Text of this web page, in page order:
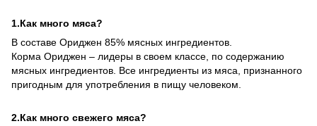
1.Как много мяса?
В составе Ориджен 85% мясных ингредиентов.
Корма Ориджен – лидеры в своем классе, по содержанию
мясных ингредиентов. Все ингредиенты из мяса, признанного
пригодным для употребления в пищу человеком.
2.Как много свежего мяса?